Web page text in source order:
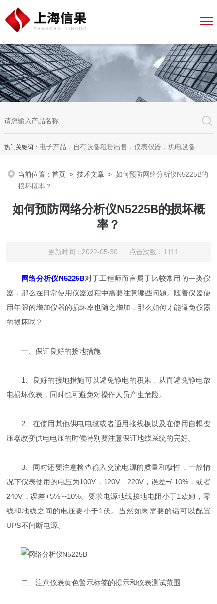
热门关键词： 电子产品，自有设备租赁出售，仪表仪器，机电设备
当前位置：首页 >技术文章 >如何预防网络分析仪N5225B的
损坏概率？
如何预防网络分析仪N5225B的损坏概
率？
更新时间：2022-05-30 点击次数：1111
网络分析仪N5225B对于工程师而言属于比较常用的一类仪
器，那么在日常使用仪器过程中需要注意哪些问题。随着仪器使
用年限的增加仪器的损坏率也随之增加，那么如何才能避免仪器
的损坏呢？
一、保证良好的接地措施
1、良好的接地措施可以避免静电的积累，从而避免静电放
电损坏仪表，同时也可避免对操作人员产生危险。
2、在使用其他供电电缆或者通用接线板以及在使用自耦变
压器改变供电电压的时候特别要注意保证地线系统的完好。
3、同时还要注意检查输入交流电源的质量和极性，一般情
况下仪表使用的电压为100V，120V，220V，误差+/-10%，或者
240V，误差+5%~-10%。要求电源地线接地电阻小于1欧姆，零
线和地线之间的电压要小于1伏。当然如果需要的话可以配置
UPS不间断电源。
二、注意仪表黄色警示标签的提示和仪表测试范围